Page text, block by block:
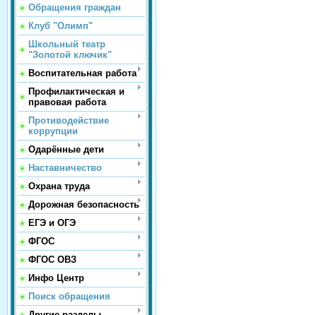
Обращения граждан
Клуб "Олимп"
Школьный театр
"Золотой ключик"
Воспитательная работа
Профилактическая и
правовая работа
Противодействие
коррупции
Одарённые дети
Наставничество
Охрана труда
Дорожная безопасность
ЕГЭ и ОГЭ
ФГОС
ФГОС ОВЗ
Инфо Центр
Поиск обращения